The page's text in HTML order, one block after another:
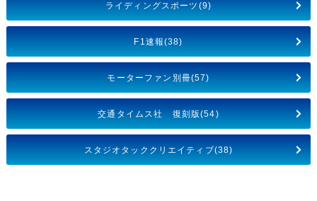
ライディングスポーツ(9)
F1速報(38)
モーターファン別冊(57)
交通タイムス社 復刻版(54)
スタジオタッククリエイティブ(38)